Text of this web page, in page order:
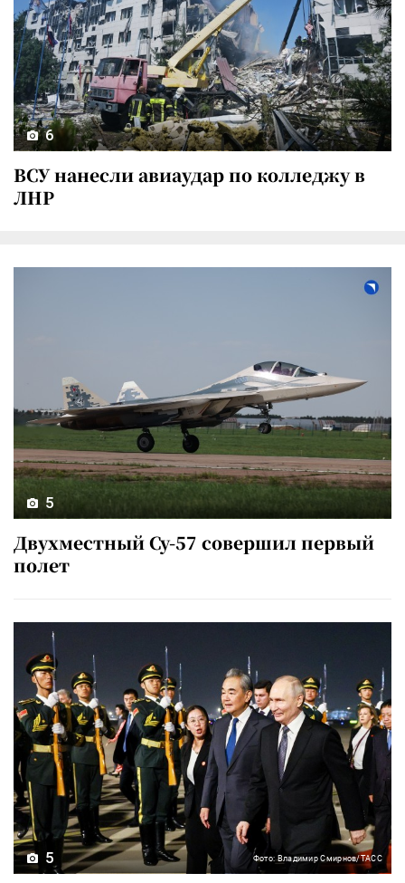
6
ВСУ нанесли авиаудар по колледжу в
ЛНР
5
Двухместный Су-57 совершил первый
полет
5 Фото: Владимир Смирнов/ТАСС